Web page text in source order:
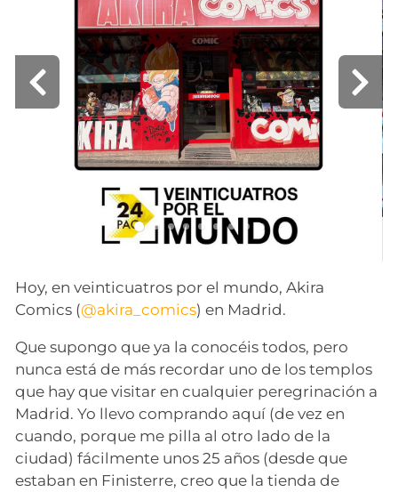
Hoy, en veinticuatros por el mundo, Akira
Comics (@akira_comics) en Madrid.
Que supongo que ya la conocéis todos, pero
nunca está de más recordar uno de los templos
que hay que visitar en cualquier peregrinación a
Madrid. Yo llevo comprando aquí (de vez en
cuando, porque me pilla al otro lado de la
ciudad) fácilmente unos 25 años (desde que
estaban en Finisterre, creo que la tienda de